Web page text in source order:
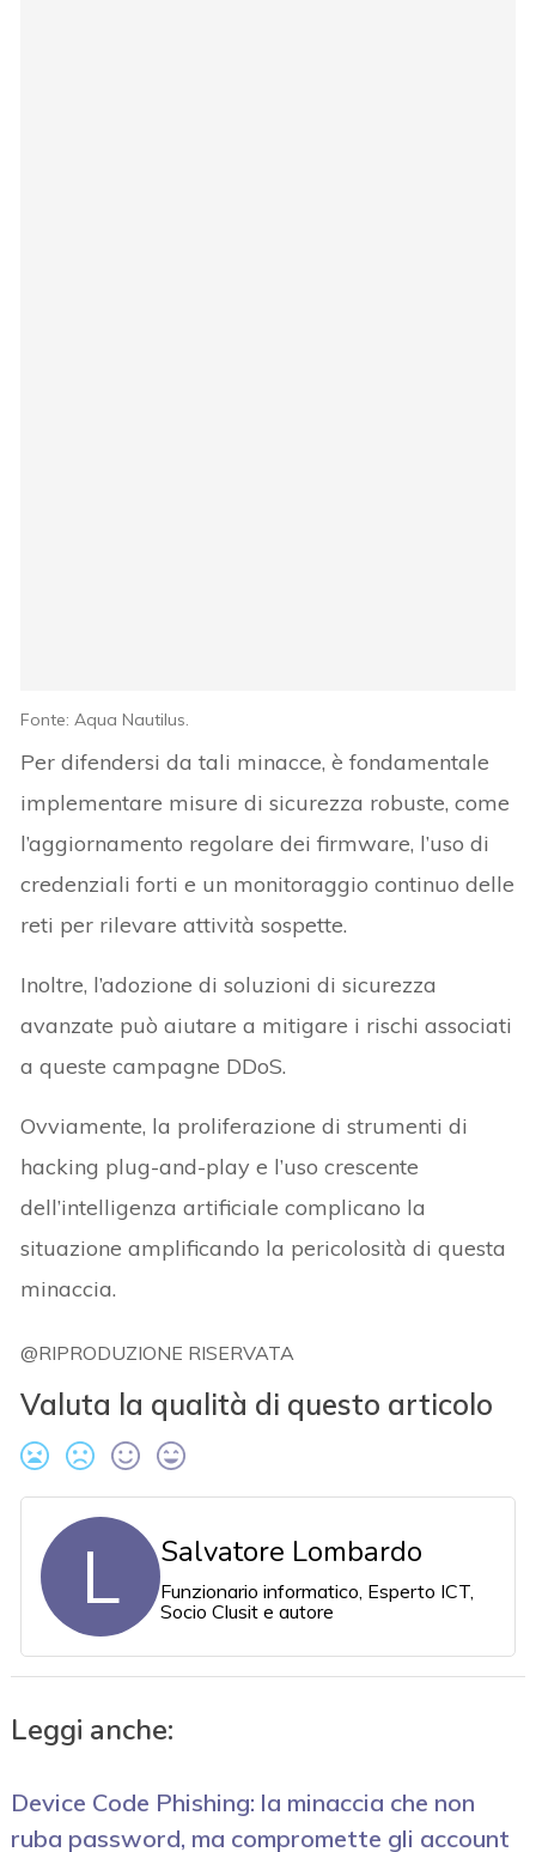
Fonte: Aqua Nautilus.
Per difendersi da tali minacce, è fondamentale
implementare misure di sicurezza robuste, come
l’aggiornamento regolare dei firmware, l’uso di
credenziali forti e un monitoraggio continuo delle
reti per rilevare attività sospette.
Inoltre, l’adozione di soluzioni di sicurezza
avanzate può aiutare a mitigare i rischi associati
a queste campagne DDoS.
Ovviamente, la proliferazione di strumenti di
hacking plug-and-play e l’uso crescente
dell’intelligenza artificiale complicano la
situazione amplificando la pericolosità di questa
minaccia.
@RIPRODUZIONE RISERVATA
Valuta la qualità di questo articolo
L Salvatore Lombardo
Funzionario informatico, Esperto ICT,
Socio Clusit e autore
Leggi anche:
Device Code Phishing: la minaccia che non
ruba password, ma compromette gli account